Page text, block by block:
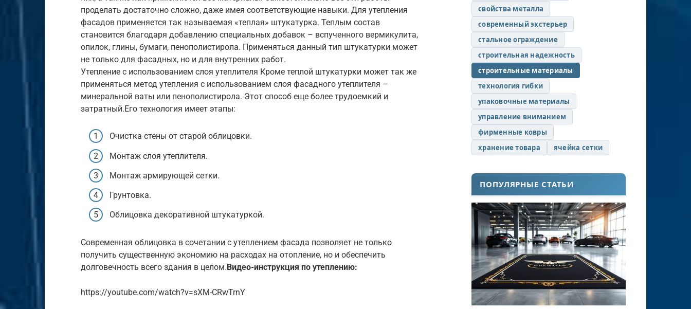
проделать достаточно сложно, даже имея соответствующие навыки. Для утепления
фасадов применяется так называемая «теплая» штукатурка. Теплым состав
становится благодаря добавлению специальных добавок – вспученного вермикулита,
опилок, глины, бумаги, пенополистирола. Применяться данный тип штукатурки может
не только для фасадных, но и для внутренних работ.
Утепление с использованием слоя утеплителя Кроме теплой штукатурки может так же
применяться метод утепления с использованием слоя фасадного утеплителя –
минеральной ваты или пенополистирола. Этот способ еще более трудоемкий и
затратный.Его технология имеет этапы:
Очистка стены от старой облицовки.
Монтаж слоя утеплителя.
Монтаж армирующей сетки.
Грунтовка.
Облицовка декоративной штукатуркой.
Современная облицовка в сочетании с утеплением фасада позволяет не только
получить существенную экономию на расходах на отопление, но и обеспечить
долговечность всего здания в целом.Видео-инструкция по утеплению:
https://youtube.com/watch?v=sXM-CRwTrnY
свойства металла
современный экстерьер
стальное ограждение
строительная надежность
строительные материалы
технология гибки
упаковочные материалы
управление вниманием
фирменные ковры
хранение товара
ячейка сетки
ПОПУЛЯРНЫЕ СТАТЬИ